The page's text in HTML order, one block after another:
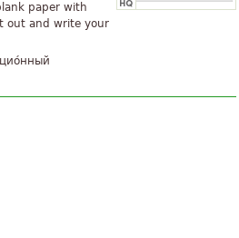
paper with
out and write your